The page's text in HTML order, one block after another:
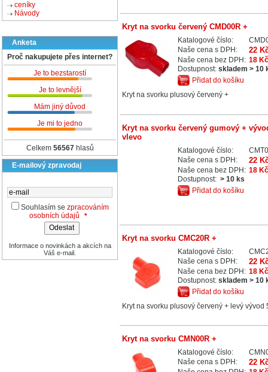
ceníky
Návody
Anketa
Proč nakupujete přes internet?
Je to bezstarostí
Je to levnější
Mám jiný důvod
Je mi to jedno
Celkem 56567hlasů
E-mailový zpravodaj
Souhlasím se zpracováním
osobních údajů
*
Informace o novinkách a akcích na
Váš e-mail.
Kryt na svorku červený CMD00R +
Katalogové číslo:
Naše cena s DPH:
22
Naše cena bez DPH: 18
Dostupnost:skladem > 10
Přidat do košíku
Kryt na svorku plusový červený +
Kryt na svorku červený gumový +
vlevo
Katalogové číslo:
Naše cena s DPH:
22
Naše cena bez DPH: 18
Dostupnost: > 10 ks
Přidat do košíku
Kryt na svorku CMC20R +
Katalogové číslo:
Naše cena s DPH:
22
Naše cena bez DPH: 18
Dostupnost:skladem > 10
Přidat do košíku
Kryt na svorku plusový červený + levý vývod
Kryt na svorku CMN00R +
Katalogové číslo:
Naše cena s DPH:
22